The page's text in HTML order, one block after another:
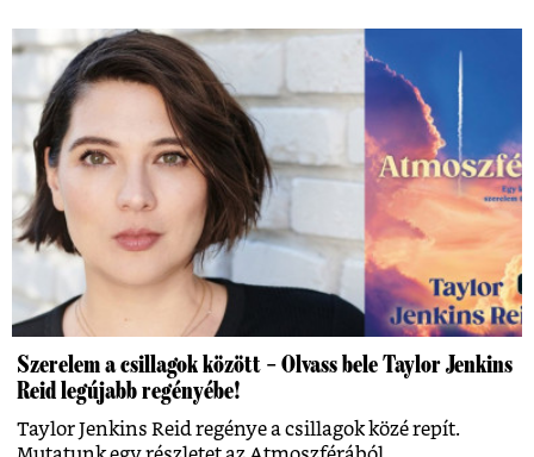
Szerelem a csillagok között – Olvass bele Taylor Jenkins
Reid legújabb regényébe!
Taylor Jenkins Reid regénye a csillagok közé repít.